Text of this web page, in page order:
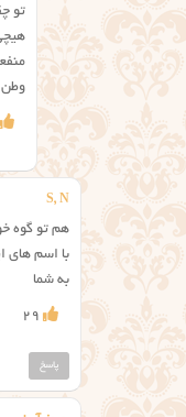
تو
وطن
S, N
هم تو گوه
با اسم های
به شما
29
پاسخ